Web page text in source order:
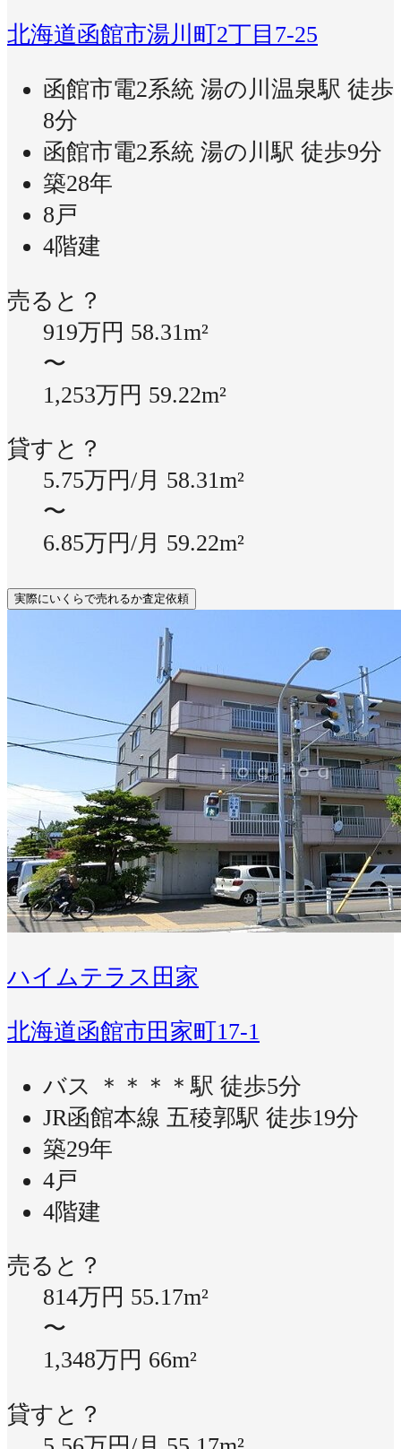
北海道函館市湯川町2丁目7-25
函館市電2系統 湯の川温泉駅 徒歩
8分
函館市電2系統 湯の川駅 徒歩9分
築28年
8戸
4階建
売ると？
919万円 58.31m²
〜
1,253万円 59.22m²
貸すと？
5.75万円/月 58.31m²
〜
6.85万円/月 59.22m²
実際にいくらで売れるか査定依頼
ハイムテラス田家
北海道函館市田家町17-1
バス ＊＊＊＊駅 徒歩5分
JR函館本線 五稜郭駅 徒歩19分
築29年
4戸
4階建
売ると？
814万円 55.17m²
〜
1,348万円 66m²
貸すと？